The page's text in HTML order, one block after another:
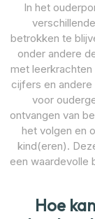
In het
betrokken te
onder andere
met leerkrachten
cijfers en
voor
ontvangen van
het volgen en
kind(eren).
een waardevolle
Hoe